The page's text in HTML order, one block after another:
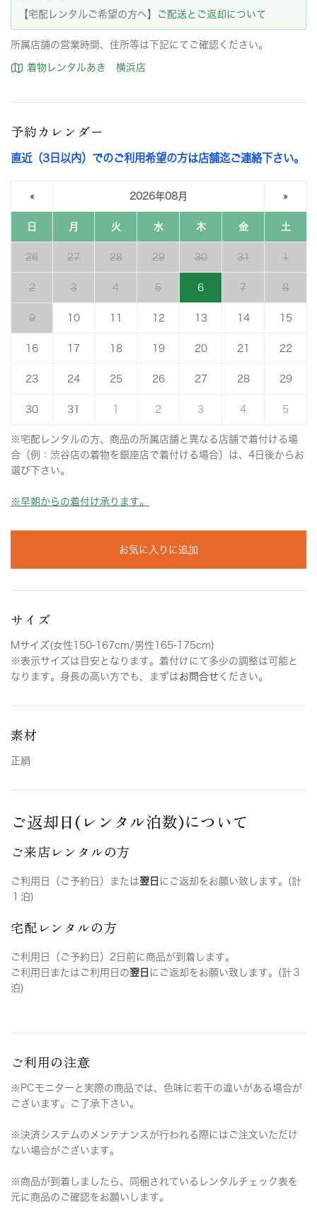
【宅配レンタルご希望の方へ】
ご配送とご返却について
所属店舗の営業時間、住所等は下記にてご確認ください。
着物レンタルあき 横浜店
予約カレンダー
直近（3日以内）でのご利用希望の方は店舗迄ご連絡下さい。
« 2026年08月 »
日 月 火 水 木 金 土
26 27 28 29 30 31 1
2 3 4 5 6 7 8
9 10 12 13 14 15
16 17 18 19 20 21 22
23 24 25 26 27 28 29
30 31 2 3 4 5
※宅配レンタルの方、商品の所属店舗と異なる店舗で着付ける場
合（例：渋谷店の着物を銀座店で着付ける場合）は、4日後からお
選び下さい。
※早朝からの着付け承ります。
お気に入りに追加
サイズ
Mサイズ(女性150-167cm/男性165-175cm)
※表示サイズは目安となります。着付けにて多少の調整は可能と
なります。身長の高い方でも、まずはお問合せ ください。
素材
正絹
ご返却日(レンタル泊数)について
ご来店レンタルの方
ご利用日（ご予約日）または翌日 にご返却をお願い致します。(計
１泊)
宅配レンタルの方
ご利用日（ご予約日）2日前に商品が到着します。
ご利用日またはご利用日の翌日 にご返却をお願い致します。(計３
泊)
ご利用の注意
※PCモニターと実際の商品では、色味に若干の違いがある場合が
ございます。ご了承下さい。
※決済システムのメンテナンスが行われる際にはご注文いただけ
ない場合がございます。
※商品が到着しましたら、同梱されているレンタルチェック表を
元に商品のご確認をお願いします。